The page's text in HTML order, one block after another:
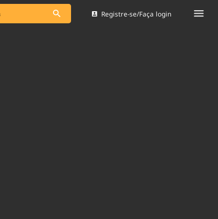
as notícias
Registre-se/Faça login